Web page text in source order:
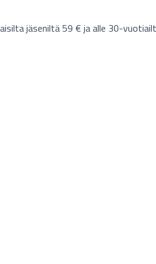
jäseniltä 59 € ja alle 30-